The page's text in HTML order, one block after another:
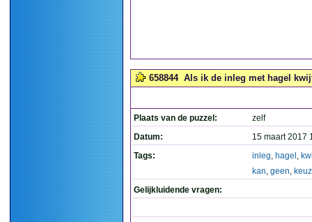
658844 Als ik de inleg met hagel
Plaats van de puzzel:
zelf
Datum:
15 maart 2017
Tags:
inleg, hagel ,
kan, geen,
Gelijkluidende vragen: